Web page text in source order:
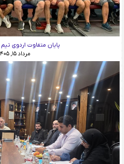
پایان متفاوت اردوی تیم
مرداد ۱۵, ۱۴۰۵